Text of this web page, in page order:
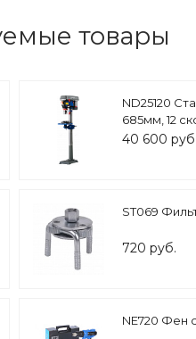
товары
ND25120
685мм, 12
40 600 руб.
ST069
720 руб.
NE720 Фен